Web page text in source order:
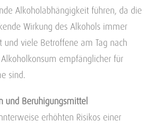
Alkoholabhängigkeit führen, da die
Wirkung des Alkohols immer
und viele Betroffene am Tag nach
empfänglicher für
sind.
und Beruhigungsmittel
erhöhten Risikos einer